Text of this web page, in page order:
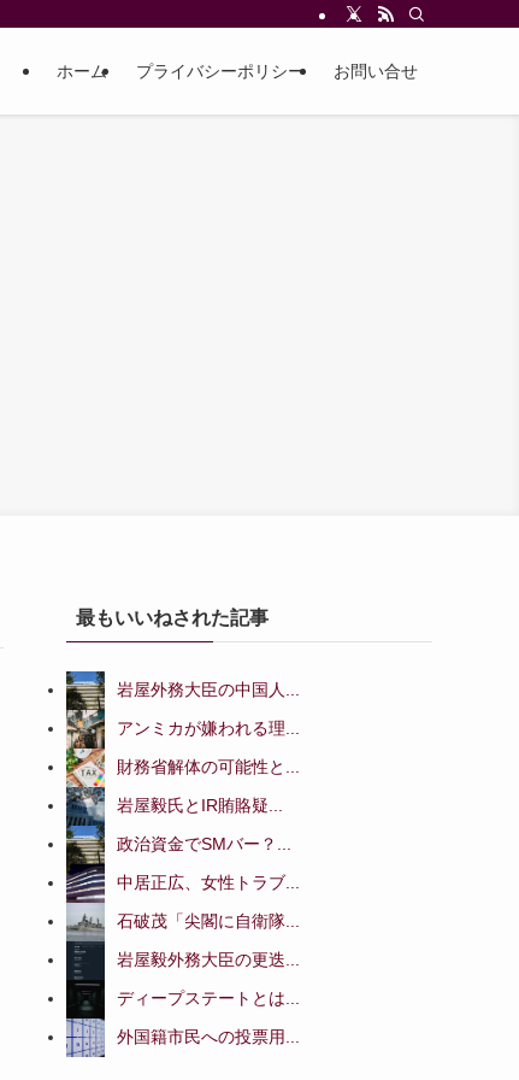
ホーム プライバシーポリシー お問い合せ
最もいいねされた記事
岩屋外務大臣の中国人...
アンミカが嫌われる理...
財務省解体の可能性と...
岩屋毅氏とIR賄賂疑...
政治資金でSMバー？...
中居正広、女性トラブ...
石破茂「尖閣に自衛隊...
岩屋毅外務大臣の更迭...
ディープステートとは...
外国籍市民への投票用...